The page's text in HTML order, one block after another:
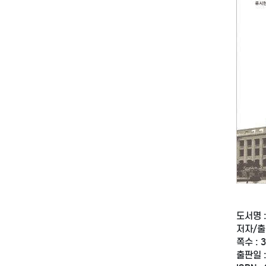
도서명
저자/
쪽수 :
출판